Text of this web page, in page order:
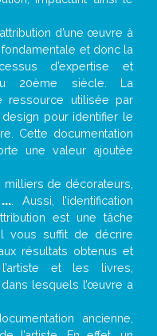
d’une œuvre à
et donc la
d’expertise et
20ème siècle. La
ressource utilisée par
pour identifier le
Cette documentation
une valeur ajoutée
de décorateurs,
... . Aussi, l’identification
est une tâche
vous suffit de décrire
résultats obtenus et
et les livres,
lesquels l’œuvre a
ancienne,